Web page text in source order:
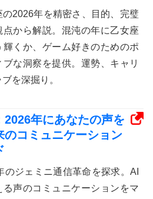
の2026年を精密さ、目的、完璧
点から解説。混沌の年に乙女座
輝くか、ゲーム好きのためのポ
ブな洞察を提供。運勢、キャリ
を深掘り。
2026年にあなたの声を
のコミュニケーション
のジェミニ通信革命を探求。AI
る声のコミュニケーションをマ